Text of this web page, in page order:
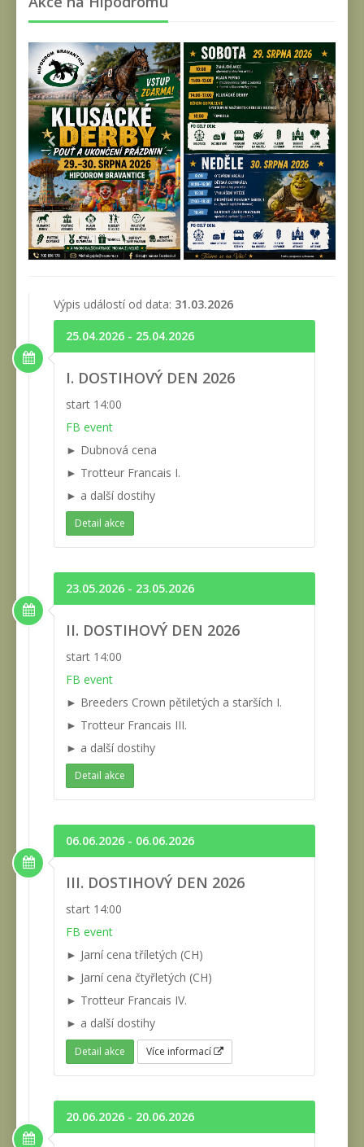
Výpis událostí od data: 31.03.2026
25.04.2026 - 25.04.2026
I. DOSTIHOVÝ DEN 2026
start 14:00
FB event
► Dubnová cena
► Trotteur Francais I.
► a další dostihy
Detail akce
23.05.2026 - 23.05.2026
II. DOSTIHOVÝ DEN 2026
start 14:00
FB event
► Breeders Crown pětiletých a starších I.
► Trotteur Francais III.
► a další dostihy
Detail akce
06.06.2026 - 06.06.2026
III. DOSTIHOVÝ DEN 2026
start 14:00
FB event
► Jarní cena tříletých (CH)
► Jarní cena čtyřletých (CH)
► Trotteur Francais IV.
► a další dostihy
Detail akce Více informací
20.06.2026 - 20.06.2026